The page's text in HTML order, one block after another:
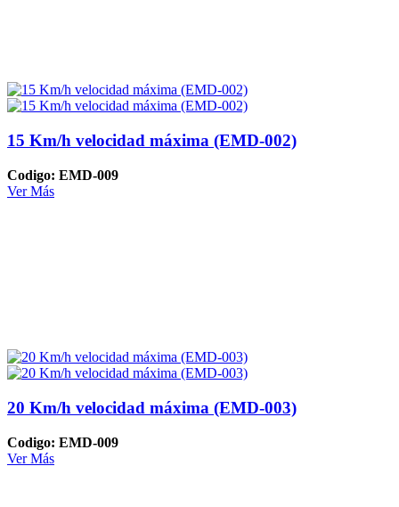
15 Km/h velocidad máxima (EMD-002)
Codigo: EMD-009
Ver Más
20 Km/h velocidad máxima (EMD-003)
Codigo: EMD-009
Ver Más